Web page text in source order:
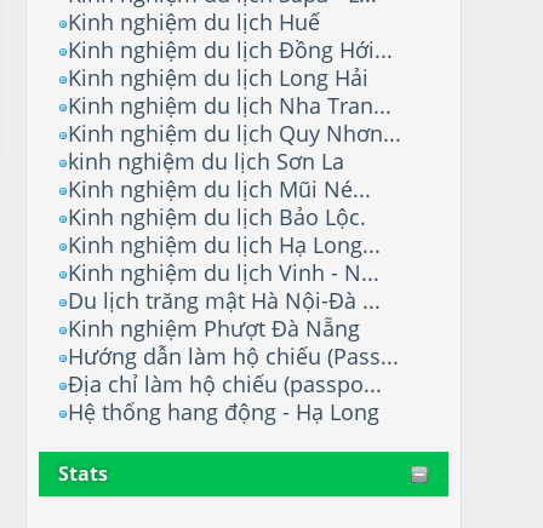
Kinh nghiệm du lịch Huế
Kinh nghiệm du lịch Đồng Hới...
Kinh nghiệm du lịch Long Hải
Kinh nghiệm du lịch Nha Tran...
Kinh nghiệm du lịch Quy Nhơn...
kinh nghiệm du lịch Sơn La
Kinh nghiệm du lịch Mũi Né...
Kinh nghiệm du lịch Bảo Lộc.
Kinh nghiệm du lịch Hạ Long...
Kinh nghiệm du lịch Vinh - N...
Du lịch trăng mật Hà Nội-Đà ...
Kinh nghiệm Phượt Đà Nẵng
Hướng dẫn làm hộ chiếu (Pass...
Địa chỉ làm hộ chiếu (passpo...
Hệ thống hang động - Hạ Long
Stats